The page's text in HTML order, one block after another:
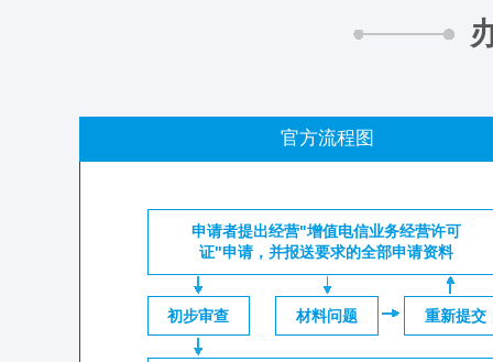
官方流程图
申请者提出经营"增值电信业务经营许可
证"申请，并报送要求的全部申请资料
初步审查 材料问题 重新提交